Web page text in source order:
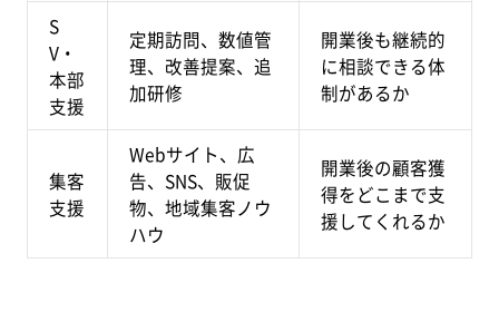
S
V・
本部
支援
定期訪問、数値管
理、改善提案、追
加研修
開業後も継続的
に相談できる体
制があるか
集客
支援
Webサイト、広
告、SNS、販促
物、地域集客ノウ
ハウ
開業後の顧客獲
得をどこまで支
援してくれるか